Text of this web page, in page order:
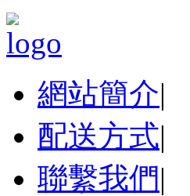
網站簡介|
配送方式|
聯繫我們|